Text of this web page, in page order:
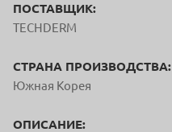
ПОСТАВЩИК:
TECHDERM
СТРАНА ПРОИЗВОДСТВА:
Южная Корея
ОПИСАНИЕ: